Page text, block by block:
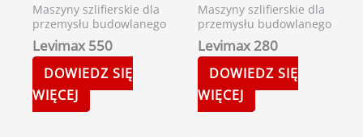
Maszyny szlifierskie dla
przemysłu budowlanego
Levimax 550
DOWIEDZ SIĘ
WIĘCEJ
Maszyny szlifierskie dla
przemysłu budowlanego
Levimax 280
DOWIEDZ SIĘ
WIĘCEJ